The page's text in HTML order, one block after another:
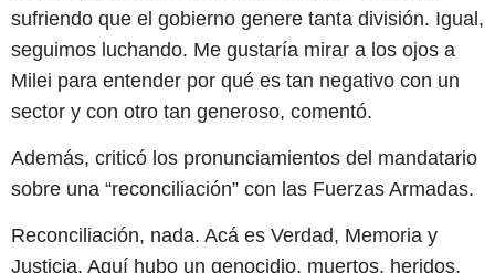
sufriendo que el gobierno genere tanta división. Igual,
seguimos luchando. Me gustaría mirar a los ojos a
Milei para entender por qué es tan negativo con un
sector y con otro tan generoso, comentó.
Además, criticó los pronunciamientos del mandatario
sobre una “reconciliación” con las Fuerzas Armadas.
Reconciliación, nada. Acá es Verdad, Memoria y
Justicia. Aquí hubo un genocidio, muertos, heridos,